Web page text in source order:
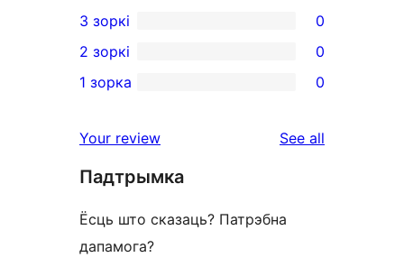
star
reviews
4-
star
reviews
0
3-
star
3 зоркі 0
2-
reviews
2 зоркі 0
star
reviews
1 зорка 0
Your review See all
Падтрымка
Ёсць што сказаць? Патрэбна
дапамога?